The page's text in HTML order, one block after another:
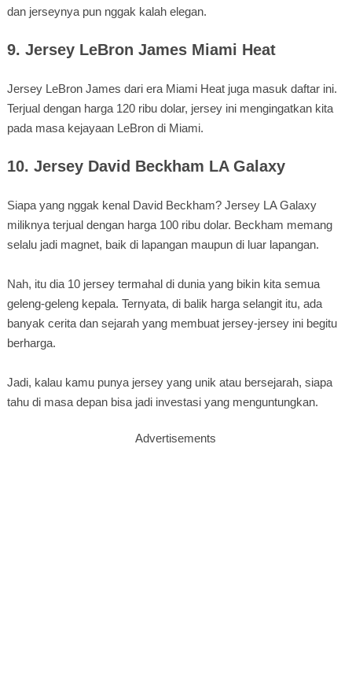
dan jerseynya pun nggak kalah elegan.
9. Jersey LeBron James Miami Heat
Jersey LeBron James dari era Miami Heat juga masuk daftar ini.
Terjual dengan harga 120 ribu dolar, jersey ini mengingatkan kita
pada masa kejayaan LeBron di Miami.
10. Jersey David Beckham LA Galaxy
Siapa yang nggak kenal David Beckham? Jersey LA Galaxy
miliknya terjual dengan harga 100 ribu dolar. Beckham memang
selalu jadi magnet, baik di lapangan maupun di luar lapangan.
Nah, itu dia 10 jersey termahal di dunia yang bikin kita semua
geleng-geleng kepala. Ternyata, di balik harga selangit itu, ada
banyak cerita dan sejarah yang membuat jersey-jersey ini begitu
berharga.
Jadi, kalau kamu punya jersey yang unik atau bersejarah, siapa
tahu di masa depan bisa jadi investasi yang menguntungkan.
Advertisements